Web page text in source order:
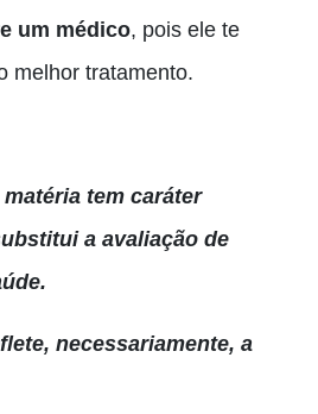
um médico, pois ele te
melhor tratamento.
tem caráter
a avaliação de
necessariamente, a